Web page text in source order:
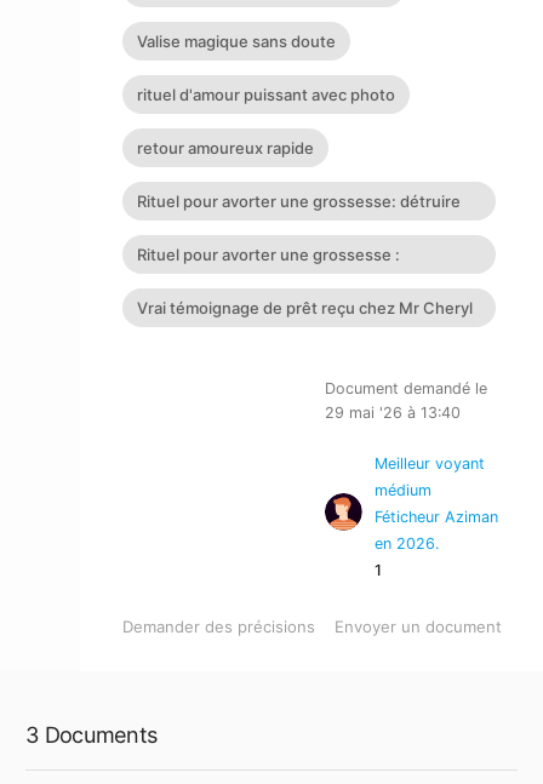
Valise magique sans doute
rituel d'amour puissant avec photo
retour amoureux rapide
Rituel pour avorter une grossesse: détruire
cette grossesse a di
Rituel pour avorter une grossesse :
provoquer un avortement rapi
Vrai témoignage de prêt reçu chez Mr Cheryl
Document demandé le
29 mai '26 à 13:40
Meilleur voyant
médium
Féticheur Aziman
en 2026.
1
Demander des précisions Envoyer un document
3 Documents